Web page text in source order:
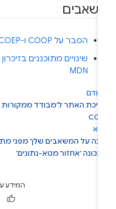
הסבר על COOP ו-COEP
MDN
על המשאבים שלך מפני
'אחזור מטא-נתונים'
המידע עזר